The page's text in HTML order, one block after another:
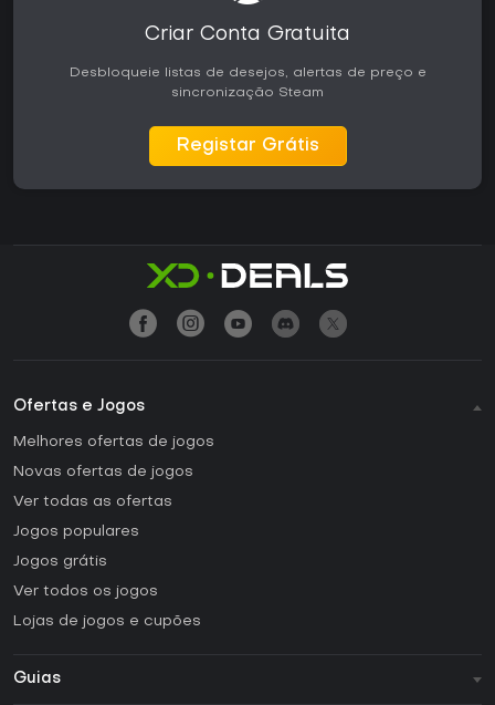
Criar Conta Gratuita
Desbloqueie listas de desejos, alertas de preço e
sincronização Steam
Registar Grátis
Ofertas e Jogos
Melhores ofertas de jogos
Novas ofertas de jogos
Ver todas as ofertas
Jogos populares
Jogos grátis
Ver todos os jogos
Lojas de jogos e cupões
Guias